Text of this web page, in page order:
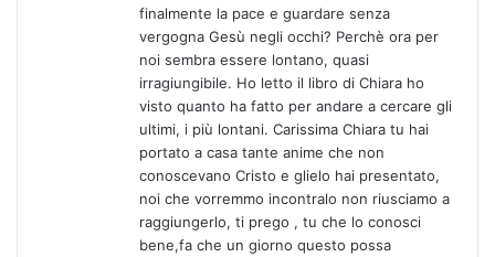
finalmente la pace e guardare senza
vergogna Gesù negli occhi? Perchè ora per
noi sembra essere lontano, quasi
irragiungibile. Ho letto il libro di Chiara ho
visto quanto ha fatto per andare a cercare gli
ultimi, i più lontani. Carissima Chiara tu hai
portato a casa tante anime che non
conoscevano Cristo e glielo hai presentato,
noi che vorremmo incontralo non riusciamo a
raggiungerlo, ti prego , tu che lo conosci
bene,fa che un giorno questo possa